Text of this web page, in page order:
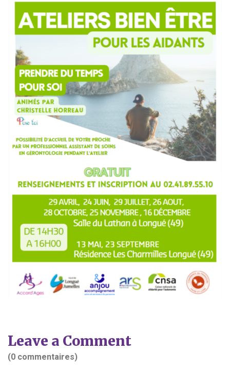
Leave a Comment
(0 commentaires)